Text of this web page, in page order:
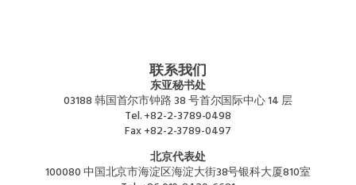
联系我们
东亚秘书处
03188 韩国首尔市钟路 38 号首尔国际中心 14 层
Tel.+82-2-3789-0498
Fax+82-2-3789-0497
北京代表处
100080 中国北京市海淀区海淀大街38号银科大厦810室